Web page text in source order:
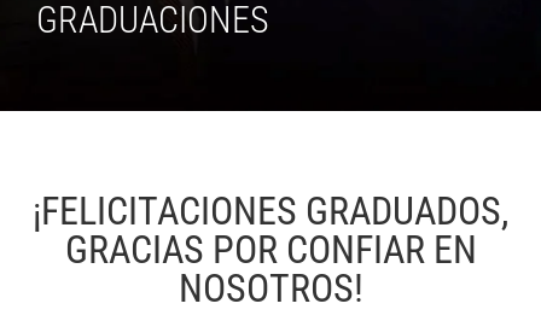
GRADUACIONES
¡FELICITACIONES GRADUADOS,
GRACIAS POR CONFIAR EN
NOSOTROS!